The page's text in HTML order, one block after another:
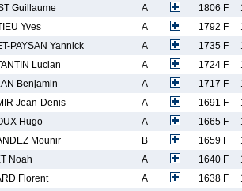
Guillaume A 1806 F
Yves A 1792 F
PAYSAN Yannick A 1735 F
Lucian A 1724 F
Benjamin A 1717 F
Jean-Denis A 1691 F
Hugo A 1665 F
Mounir B 1659 F
Noah A 1640 F
Florent A 1638 F